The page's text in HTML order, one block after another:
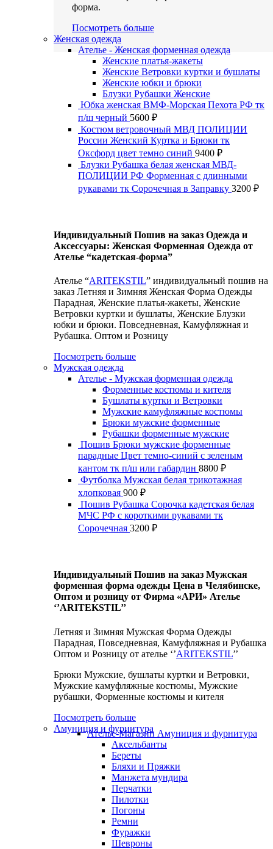
форма.
Посмотреть больше
Женская одежда
Ателье - Женская форменная одежда
Женские платья-жакеты
Женские Ветровки куртки и бушлаты
Женские юбки и брюки
Блузки Рубашки Женские
Юбка женская ВМФ-Морская Пехота РФ тк
п/ш черный 5600 ₽
Костюм ветровочный МВД ПОЛИЦИИ
России Женский Куртка и Брюки тк
Оксфорд цвет темно синий 9400 ₽
Блузки Рубашка белая женская МВД-
ПОЛИЦИИ РФ Форменная с длинными
рукавами тк Сорочечная в Заправку 3200 ₽
Индивидуальный Пошив на заказ Одежда и
Аксессуары: Женская Форменная Одежда от
Ателье “кадетская-форма”
Ателье “ARITEKSTIL” индивидуальный пошив на
заказ Летняя и Зимняя Женская Форма Одежды
Парадная, Женские платья-жакеты, Женские
Ветровки куртки и бушлаты, Женские Блузки
юбки и брюки. Повседневная, Камуфляжная и
Рубашка. Оптом и Розницу
Посмотреть больше
Мужская одежда
Ателье - Мужская форменная одежда
Форменные костюмы и кителя
Бушлаты куртки и Ветровки
Мужские камуфляжные костюмы
Брюки мужские форменные
Рубашки форменные мужские
Пошив Брюки мужские форменные
парадные Цвет темно-синий с зеленым
кантом тк п/ш или габардин 8800 ₽
Футболка Мужская белая трикотажная
хлопковая 900 ₽
Пошив Рубашка Сорочка кадетская белая
МЧС РФ с короткими рукавами тк
Сорочечная 3200 ₽
Индивидуальный Пошив на заказ Мужская
форменная форма одежды Цена в Челябинске,
Оптом и розницу от Фирма «АРИ» Ателье
‘’ARITEKSTIL’’
Летняя и Зимняя Мужская Форма Одежды
Парадная, Повседневная, Камуфляжная и Рубашка
Оптом и Розницу от ателье ‘’ARITEKSTIL’’
Брюки Мужские, бушлаты куртки и Ветровки,
Мужские камуфляжные костюмы, Мужские
рубашки, Форменные костюмы и кителя
Посмотреть больше
Амуниция и фурнитура
Ателье-Магазин Амуниция и фурнитура
Аксельбанты
Береты
Бляхи и Пряжки
Манжета мундира
Перчатки
Пилотки
Погоны
Ремни
Фуражки
Шевроны